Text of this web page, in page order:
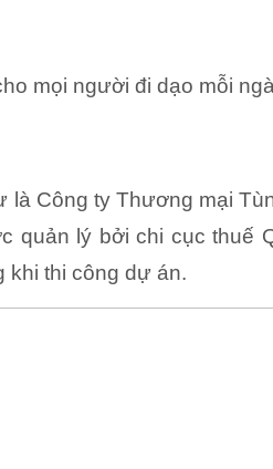
mọi người đi dạo mỗi
là Công ty Thương mại
quản lý bởi chi cục thuế
khi thi công dự án.